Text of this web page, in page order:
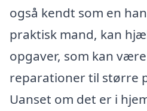
også kendt som en
praktisk mand, kan
opgaver, som kan
reparationer til større
Uanset om det er i